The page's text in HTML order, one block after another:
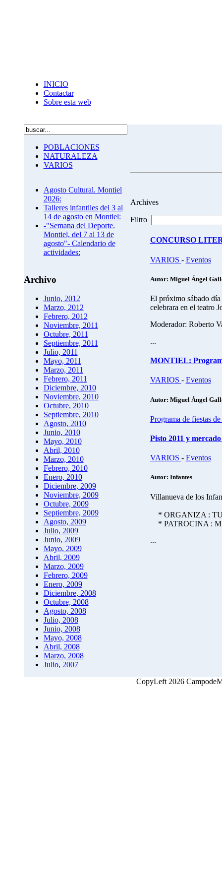
INICIO
Contactar
Sobre esta web
POBLACIONES
NATURALEZA
VARIOS
Agosto Cultural. Montiel
2026:
Talleres infantiles del 3 al
14 de agosto en Montiel:
-"Semana del Deporte.
Montiel, del 7 al 13 de
agosto"- Calendario de
actividades:
Archivo
Junio, 2012
Marzo, 2012
Febrero, 2012
Noviembre, 2011
Octubre, 2011
Septiembre, 2011
Julio, 2011
Mayo, 2011
Marzo, 2011
Febrero, 2011
Diciembre, 2010
Noviembre, 2010
Octubre, 2010
Septiembre, 2010
Agosto, 2010
Junio, 2010
Mayo, 2010
Abril, 2010
Marzo, 2010
Febrero, 2010
Enero, 2010
Diciembre, 2009
Noviembre, 2009
Octubre, 2009
Septiembre, 2009
Agosto, 2009
Julio, 2009
Junio, 2009
Mayo, 2009
Abril, 2009
Marzo, 2009
Febrero, 2009
Enero, 2009
Diciembre, 2008
Octubre, 2008
Agosto, 2008
Julio, 2008
Junio, 2008
Mayo, 2008
Abril, 2008
Marzo, 2008
Julio, 2007
Archives
Filtro
CONCURSO
VARIOS - Eventos
Autor: Miguel Ángel
El próximo sábado
celebrara en el teatro
Moderador: Roberto
...
MONTIEL:
VARIOS - Eventos
Autor: Miguel Ángel
Programa de fiestas
Pisto 2011 y
VARIOS - Eventos
Autor: Infantes
Villanueva de los
* ORGANIZA :
* PATROCINA :
...
CopyLeft 2026